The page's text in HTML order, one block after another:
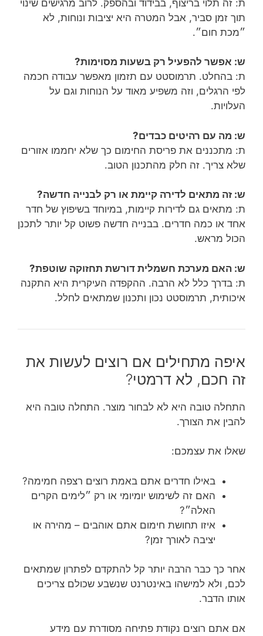
ת: זה תלוי בריצוף, בבידוד ובהספק. לרוב מרגישים שינוי
תוך זמן סביר, אבל המטרה היא יציבות ונוחות, לא
״מכת חום״.
ש: אפשר להפעיל רק בשעות מסוימות?
ת: בהחלט. תרמוסטט עם תזמון מאפשר עבודה חכמה
לפי הרגלים, וזה משפיע מאוד על הנוחות וגם על
העלויות.
ש: מה עם רהיטים כבדים?
ת: מתכננים את פריסת החימום כך שלא יחממו אזורים
שלא צריך. זה חלק מהתכנון הטוב.
ש: זה מתאים לדירה קיימת או רק לבנייה חדשה?
ת: מתאים גם לדירות קיימות, במיוחד בשיפוץ של חדר
אחד או כמה חדרים. בבנייה חדשה פשוט קל יותר לתכנן
הכול מראש.
ש: האם מערכת חשמלית דורשת תחזוקה שוטפת?
ת: בדרך כלל לא הרבה. ההקפדה העיקרית היא התקנה
איכותית, תרמוסטט נכון ותכנון שמתאים לחלל.
איפה מתחילים אם רוצים לעשות את
זה חכם, לא דרמטי?
התחלה טובה היא לא לבחור מוצר. התחלה טובה היא
להבין את הצורך.
שאלו את עצמכם:
באילו חדרים אתם באמת רוצים רצפה חמימה?
האם זה לשימוש יומיומי או רק ״לימים הקרים
האלה״?
איזו תחושת חימום אתם אוהבים – מהירה או
יציבה לאורך זמן?
אחר כך כבר הרבה יותר קל להתקדם לפתרון שמתאים
לכם, ולא למישהו באינטרנט שנשבע שכולם צריכים
אותו הדבר.
אם אתם רוצים נקודת פתיחה מסודרת עם מידע